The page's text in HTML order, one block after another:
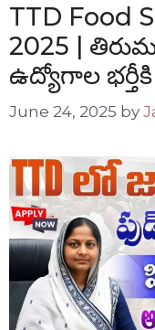
TTD Food
2025 |
ఉద్యోగాల
June 24, 2025 by